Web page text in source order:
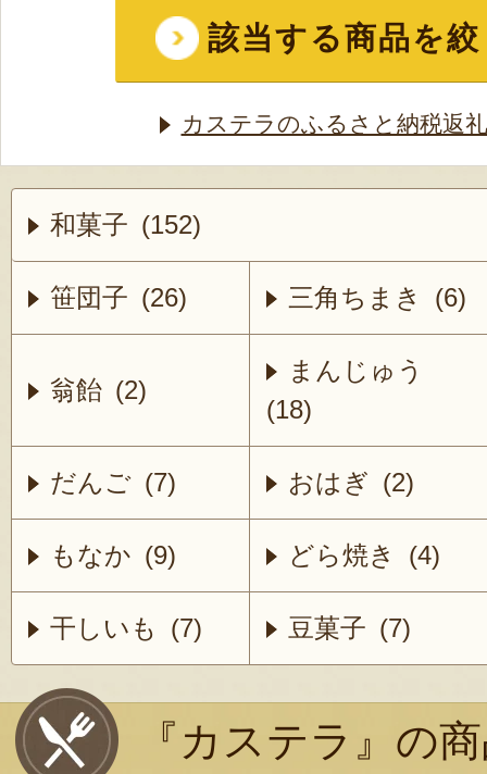
該当する商品を
カステラのふるさと納税返
和菓子 (152)
笹団子 (26) 三角ちまき (6)
翁飴 (2)
まんじゅう
(18)
だんご (7) おはぎ (2)
もなか (9) どら焼き (4)
干しいも (7) 豆菓子 (7)
『カステラ』の